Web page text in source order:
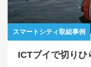
スマートシティ取組事例
ICTブイで切りひ